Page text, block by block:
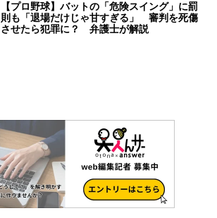
【プロ野球】バットの「危険スイング」に罰
則も「退場だけじゃ甘すぎる」 審判を死傷
させたら犯罪に？ 弁護士が解説